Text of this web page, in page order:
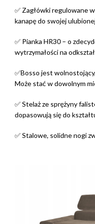
✅ Zagłówki regulowane
kanapę do swojej
✅ Pianka HR30 – o
wytrzymałości na
✅Bosso jest
Może stać w dowolnym
✅ Stelaż ze sprężyny
dopasowują się do
✅ Stalowe, solidne nogi